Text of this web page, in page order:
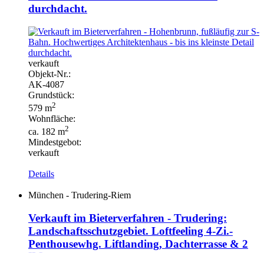
durchdacht.
verkauft
Objekt-Nr.:
AK-4087
Grundstück:
579 m2
Wohnfläche:
ca. 182 m2
Mindestgebot:
verkauft
Details
München - Trudering-Riem
Verkauft im Bieterverfahren - Trudering:
Landschaftsschutzgebiet. Loftfeeling 4-Zi.-
Penthousewhg. Liftlanding, Dachterrasse & 2